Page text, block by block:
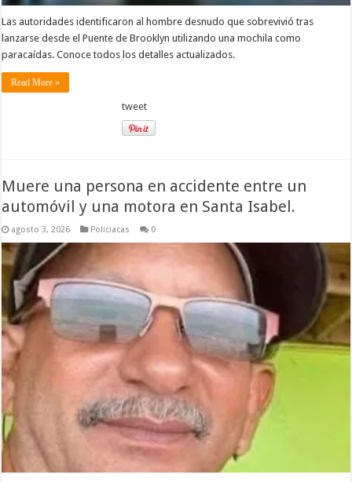
Las autoridades identificaron al hombre desnudo que sobrevivió tras
lanzarse desde el Puente de Brooklyn utilizando una mochila como
paracaídas. Conoce todos los detalles actualizados.
Read More »
tweet
Muere una persona en accidente entre un
automóvil y una motora en Santa Isabel.
agosto 3, 2026 Policiacas 0